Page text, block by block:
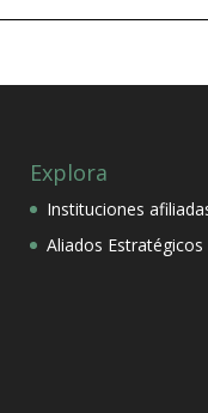
Explora
Instituciones
Aliados Estratégicos